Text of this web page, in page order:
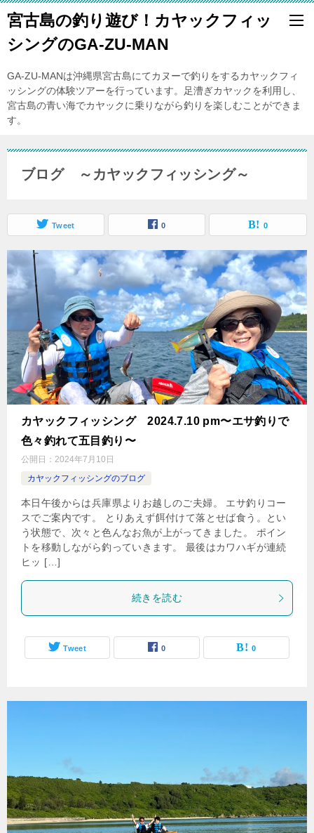
宮古島の釣り遊び！カヤックフィッ
シングのGA-ZU-MAN
GA-ZU-MANは沖縄県宮古島にてカヌーで釣りをするカヤックフィ
ッシングの体験ツアーを行っています。足漕ぎカヤックを利用し、
宮古島の青い海でカヤックに乗りながら釣りを楽しむことができま
す。
ブログ ～カヤックフィッシング～
Tweet 0 0
カヤックフィッシング 2024.7.10 pm〜エサ釣りで
色々釣れて五目釣り〜
公開日： 2024年7月10日
カヤックフィッシングのブログ
本日午後からは兵庫県よりお越しのご夫婦。 エサ釣りコー
スでご案内です。 とりあえず餌付けて落とせば食う。とい
う状態で、次々と色んなお魚が上がってきました。 ポイン
トを移動しながら釣っていきます。 最後はカワハギが連続
ヒッ […]
続きを読む
Tweet 0 0